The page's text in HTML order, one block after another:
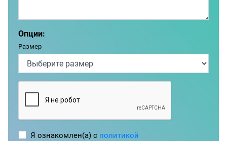
Опции:
Размер
Я ознакомлен(а) с политикой